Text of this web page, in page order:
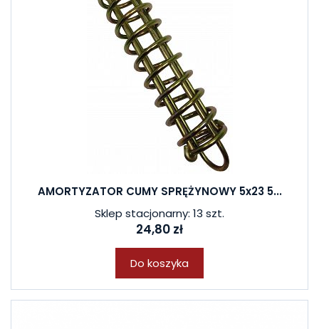
AMORTYZATOR CUMY SPRĘŻYNOWY 5x23 5...
Sklep stacjonarny: 13 szt.
24,80 zł
Do koszyka